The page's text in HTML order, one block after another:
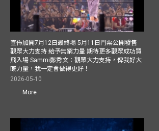
宣佈加開7月12日最終場 5月11日門票公開發售
觀眾大力支持 給予無窮力量 期待更多觀眾成功買
飛入場 Sammi鄭秀文：觀眾大力支持，俾我好大
嘅力量，我一定會做得更好！
2026-05-10
More